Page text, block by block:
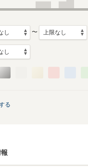
グを見る
〜
る